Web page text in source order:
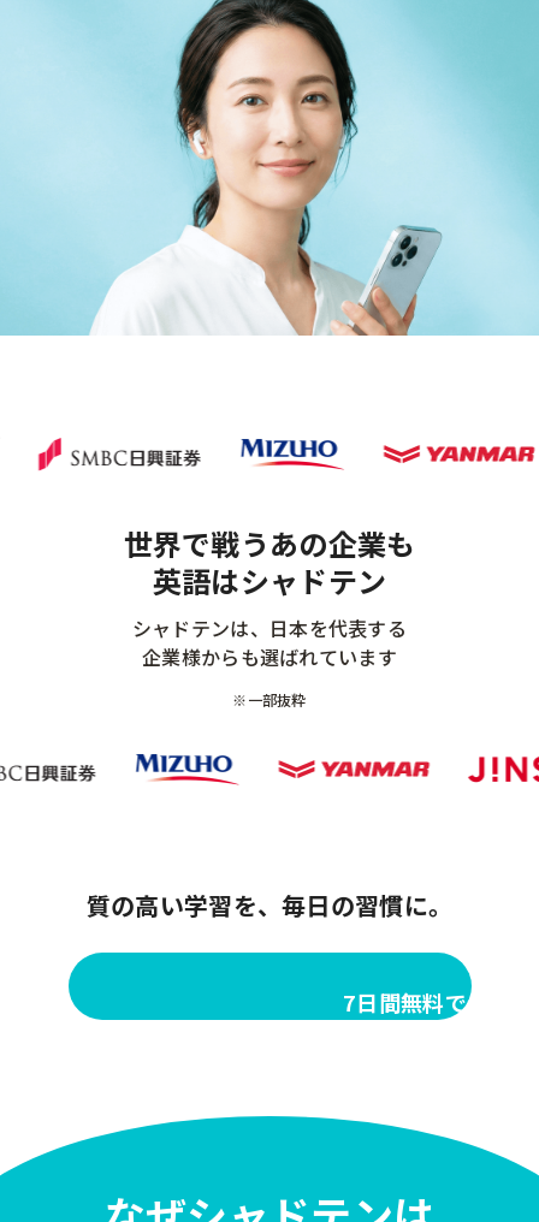
世界で戦うあの企業も
英語はシャドテン
シャドテンは、日本を代表する
企業様からも選ばれています
※一部抜粋
質の高い学習を、毎日の習慣に。
7日間無料で体験